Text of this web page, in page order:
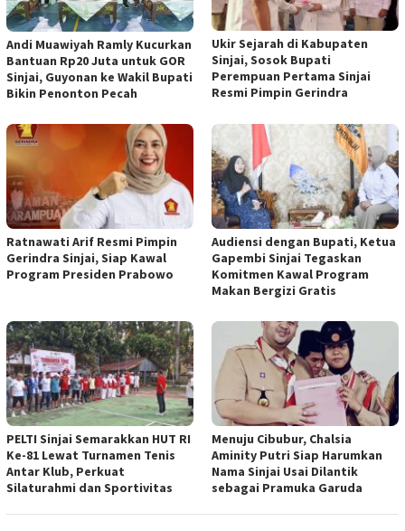
Andi Muawiyah Ramly Kucurkan
Bantuan Rp20 Juta untuk GOR
Sinjai, Guyonan ke Wakil Bupati
Bikin Penonton Pecah
Ukir Sejarah di Kabupaten
Sinjai, Sosok Bupati
Perempuan Pertama Sinjai
Resmi Pimpin Gerindra
Ratnawati Arif Resmi Pimpin
Gerindra Sinjai, Siap Kawal
Program Presiden Prabowo
Audiensi dengan Bupati, Ketua
Gapembi Sinjai Tegaskan
Komitmen Kawal Program
Makan Bergizi Gratis
PELTI Sinjai Semarakkan HUT RI
Ke-81 Lewat Turnamen Tenis
Antar Klub, Perkuat
Silaturahmi dan Sportivitas
Menuju Cibubur, Chalsia
Aminity Putri Siap Harumkan
Nama Sinjai Usai Dilantik
sebagai Pramuka Garuda